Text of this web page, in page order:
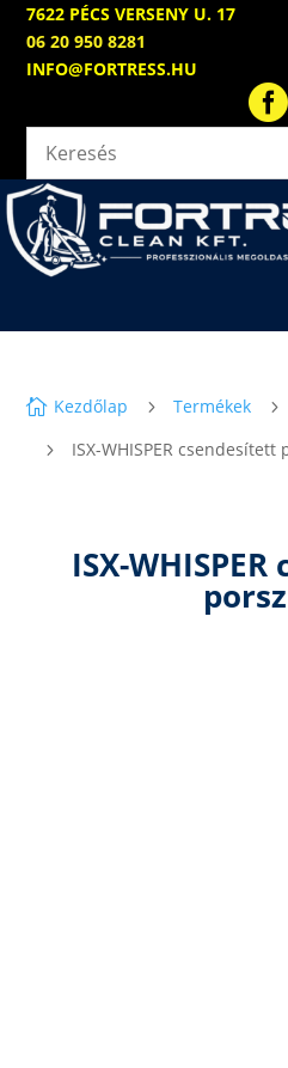
7622 PÉCS VERSENY U. 17
06 20 950 8281
INFO@FORTRESS.HU

 Kezdőlap 5 Termékek 5
5 ISX-WHISPER csendesített
ISX-